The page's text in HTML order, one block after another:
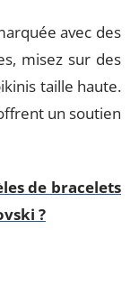
avec des
misez sur des
taille haute.
un soutien
de bracelets
?